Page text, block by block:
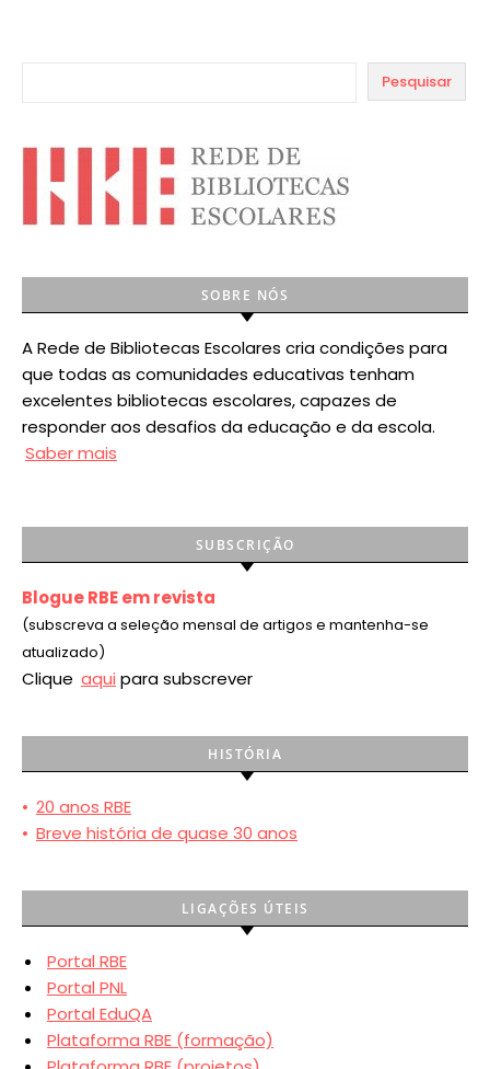
Pesquisar
SOBRE NÓS
A Rede de Bibliotecas Escolares cria condições para
que todas as comunidades educativas tenham
excelentes bibliotecas escolares, capazes de
responder aos desafios da educação e da escola.
Saber mais
SUBSCRIÇÃO
Blogue RBE em revista
(subscreva a seleção mensal de artigos e mantenha-se
atualizado)
Clique aqui para subscrever
HISTÓRIA
• 20 anos RBE
• Breve história de quase 30 anos
LIGAÇÕES ÚTEIS
Portal RBE
Portal PNL
Portal EduQA
Plataforma RBE (formação)